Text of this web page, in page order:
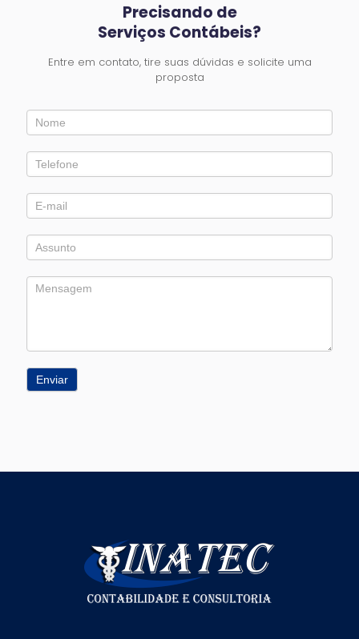
Precisando de
Serviços Contábeis?
Entre em contato, tire suas dúvidas e solicite uma
proposta
Entre
em
Enviar